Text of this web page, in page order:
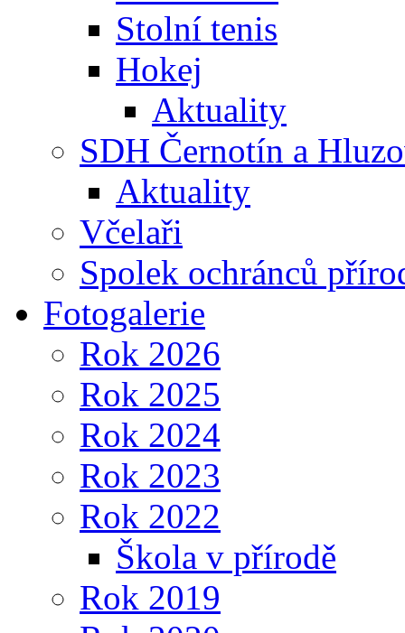
Stolní tenis
Hokej
Aktuality
SDH Černotín a
Aktuality
Včelaři
Spolek ochránců
Fotogalerie
Rok 2026
Rok 2025
Rok 2024
Rok 2023
Rok 2022
Škola v přírodě
Rok 2019